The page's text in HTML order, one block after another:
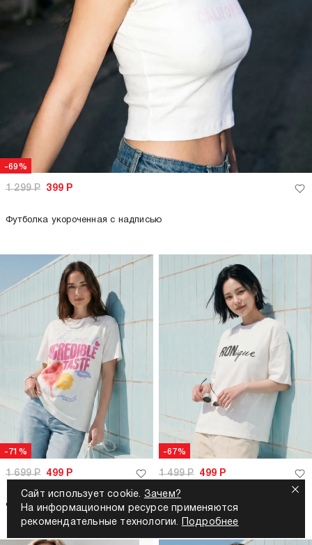
-69%
1 299Р 399 Р
Футболка укороченная с надписью
-71%
1 699Р 499 Р
Футболка оверсайз с принтом
-67%
1 499Р 499 Р
Футболка оверсайз с надписью
Сайт использует cookie. Зачем?
На информационном ресурсе применяются
рекомендательные технологии.
Подробнее